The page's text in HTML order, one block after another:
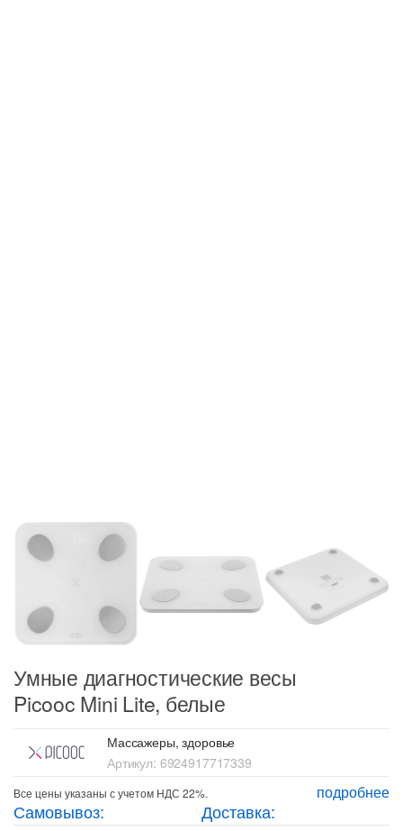
Умные диагностические весы
Picooc Mini Lite, белые
Массажеры, здоровье
Артикул: 6924917717339
подробнее
Все цены указаны с учетом НДС 22%.
Самовывоз: Доставка: